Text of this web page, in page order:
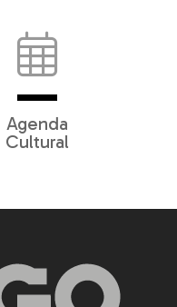
Agenda
Cultural